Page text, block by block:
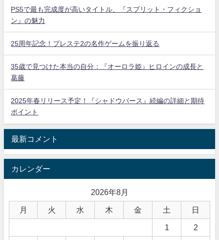
PS5で最も完成度が高いタイトル、『スプリット・フィクショ
ン』の魅力
25周年記念！プレステ2の名作ゲームを振り返る
35歳で見つけた本当の自分：『オーロラ姫』ヒロインの成長と
葛藤
2025年春リリース予定！『シャドウバース』続編の詳細と期待
ポイント
最新コメント
カレンダー
2026年8月
月 火 水 木 金 土 日
1 2